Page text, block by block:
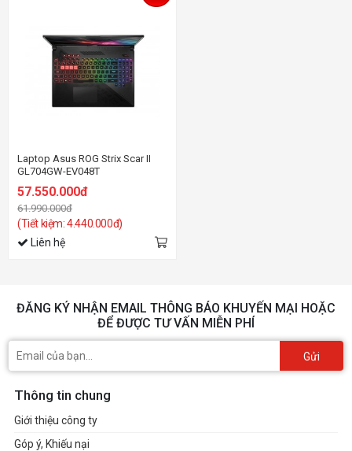
Laptop Asus ROG Strix Scar II
GL704GW-EV048T
57.550.000đ
61.990.000đ
(Tiết kiệm: 4.440.000đ)
Liên hệ
ĐĂNG KÝ NHẬN EMAIL THÔNG BÁO KHUYẾN MẠI HOẶC
ĐỂ ĐƯỢC TƯ VẤN MIỄN PHÍ
Gửi
Thông tin chung
Giới thiệu công ty
Góp ý, Khiếu nại